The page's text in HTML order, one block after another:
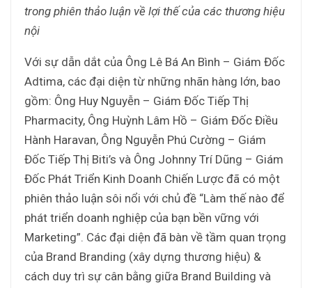
trong phiên thảo luận về lợi thế của các thương hiệu
nội
Với sự dẫn dắt của Ông Lê Bá An Bình – Giám Đốc
Adtima, các đại diện từ những nhãn hàng lớn, bao
gồm: Ông Huy Nguyễn – Giám Đốc Tiếp Thị
Pharmacity, Ông Huỳnh Lâm Hồ – Giám Đốc Điều
Hành Haravan, Ông Nguyễn Phú Cường – Giám
Đốc Tiếp Thị Biti’s và Ông Johnny Trí Dũng – Giám
Đốc Phát Triển Kinh Doanh Chiến Lược đã có một
phiên thảo luận sôi nổi với chủ đề “Làm thế nào để
phát triển doanh nghiệp của bạn bền vững với
Marketing”. Các đại diện đã bàn về tầm quan trọng
của Brand Branding (xây dựng thương hiệu) &
cách duy trì sự cân bằng giữa Brand Building và